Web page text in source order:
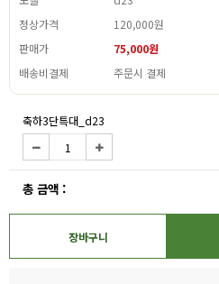
정상가격
120,000원
판매가
75,000원
배송비결제
주문시 결제
축하3단특대_d23
총 금액 :